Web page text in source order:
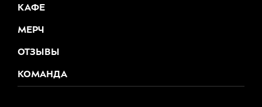
КАФЕ
МЕРЧ
ОТЗЫВЫ
КОМАНДА